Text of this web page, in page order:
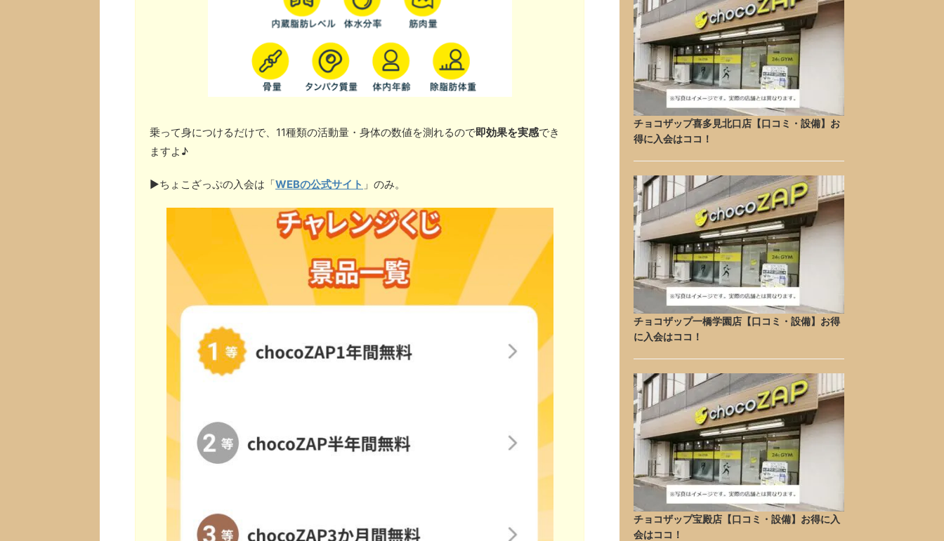
乗って身につけるだけで、11種類の活動量・身体の数値を測れるので即効果を実感でき
ますよ♪
▶︎ちょこざっぷの入会は「WEBの公式サイト 」のみ。
チョコザップ喜多見北口店【口コミ・設備】お
得に入会はココ！
チョコザップ一橋学園店【口コミ・設備】お得
に入会はココ！
チョコザップ宝殿店【口コミ・設備】お得に入
会はココ！